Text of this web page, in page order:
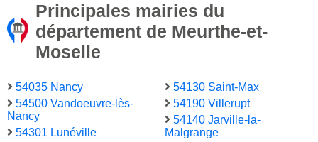
Principales mairies du
département de Meurthe-et-
Moselle
54035 Nancy
54500 Vandoeuvre-lès-
Nancy
54301 Lunéville
54130 Saint-Max
54190 Villerupt
54140 Jarville-la-
Malgrange